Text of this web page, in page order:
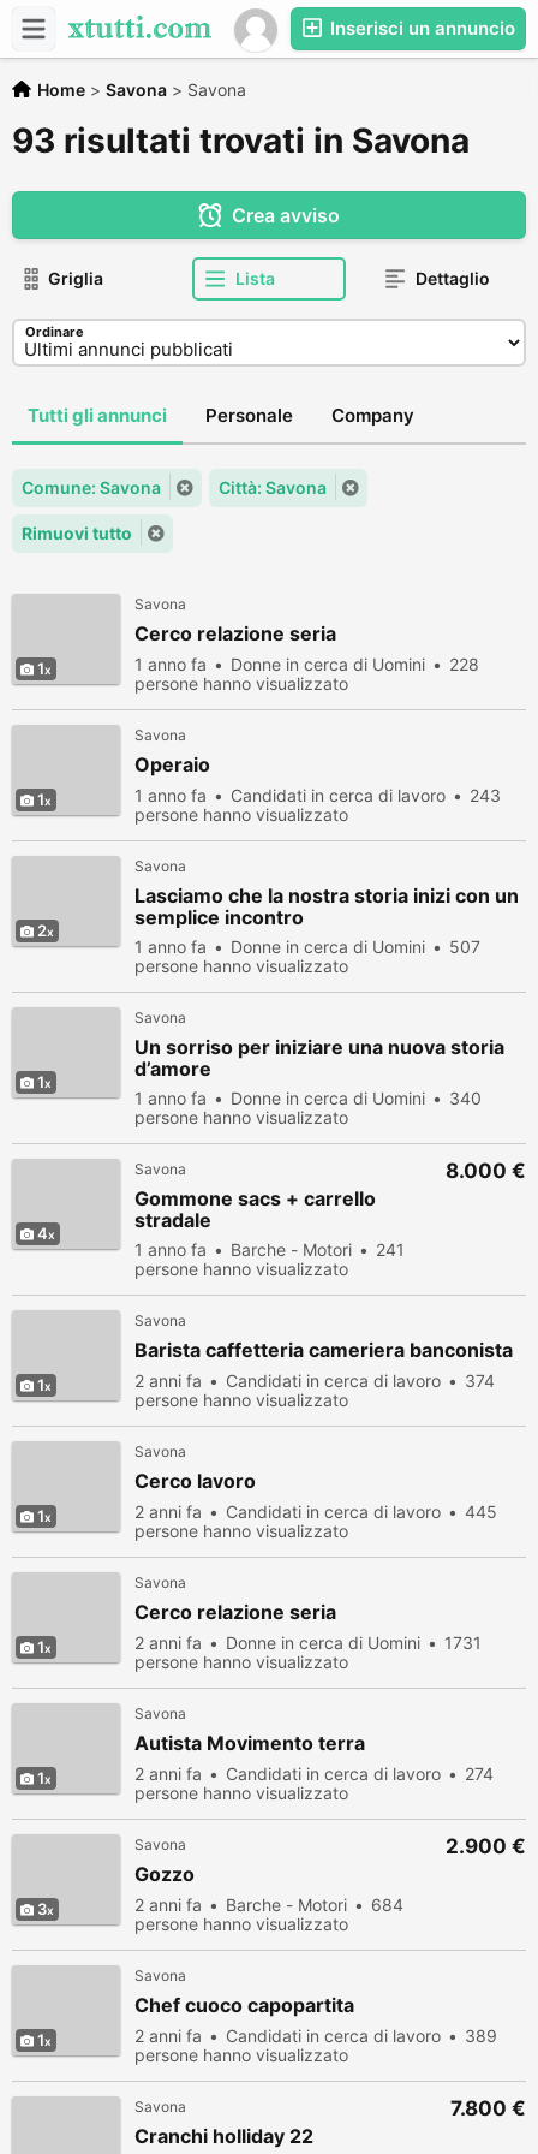
Inserisci un annuncio
Home > Savona > Savona
93 risultati trovati in Savona
Crea avviso
Griglia Lista Dettaglio
Ordinare
Tutti gli annunci Personale Company
Comune: Savona Città: Savona
Rimuovi tutto
1
Savona
Cerco relazione seria
1 anno fa Donne in cerca di Uomini
228
persone hanno visualizzato
1
Savona
Operaio
1 anno fa Candidati in cerca di lavoro
243
persone hanno visualizzato
2
Savona
Lasciamo che la nostra storia inizi con un
semplice incontro
1 anno fa Donne in cerca di Uomini
507
persone hanno visualizzato
1
Savona
Un sorriso per iniziare una nuova storia
d’amore
1 anno fa Donne in cerca di Uomini
340
persone hanno visualizzato
4
Savona
Gommone sacs + carrello
stradale
1 anno fa Barche - Motori
241
persone hanno visualizzato
8.000 €
1
Savona
Barista caffetteria cameriera banconista
2 anni fa Candidati in cerca di lavoro
374
persone hanno visualizzato
1
Savona
Cerco lavoro
2 anni fa Candidati in cerca di lavoro
445
persone hanno visualizzato
1
Savona
Cerco relazione seria
2 anni fa Donne in cerca di Uomini
1731
persone hanno visualizzato
1
Savona
Autista Movimento terra
2 anni fa Candidati in cerca di lavoro
274
persone hanno visualizzato
3
Savona
Gozzo
2 anni fa Barche - Motori
684
persone hanno visualizzato
2.900 €
1
Savona
Chef cuoco capopartita
2 anni fa Candidati in cerca di lavoro
389
persone hanno visualizzato
Savona
Cranchi holliday 22
7.800 €